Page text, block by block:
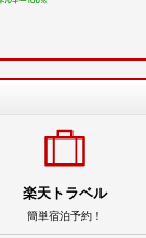
楽天トラベル
簡単宿泊予約！